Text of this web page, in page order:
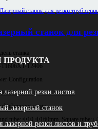
станок для
станка
XT-T2406
Configuration
6000W
clamping range
tube: Φ10-Φ160mm, Square tube:
ПРОДУКТА
лазерной резки листов
лазерный станок
лазерной резки листов и труб